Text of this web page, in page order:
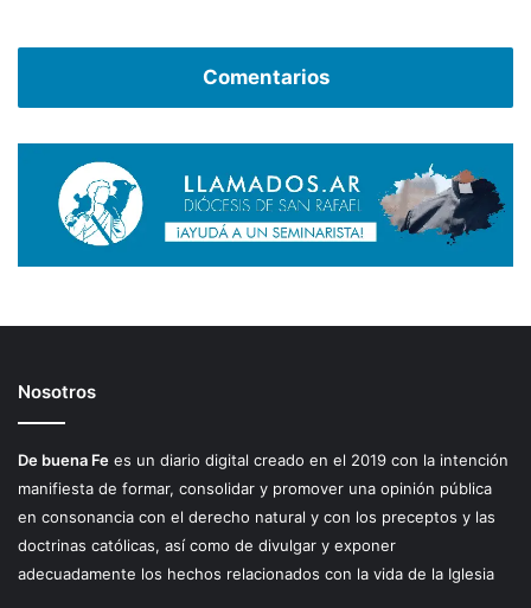
Comentarios
Nosotros
De buena Fe es un diario digital creado en el 2019 con la intención
manifiesta de formar, consolidar y promover una opinión pública
en consonancia con el derecho natural y con los preceptos y las
doctrinas católicas, así como de divulgar y exponer
adecuadamente los hechos relacionados con la vida de la Iglesia